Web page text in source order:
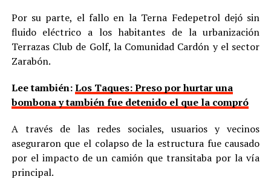
Por su parte, el fallo en la Terna Fedepetrol dejó sin
fluido eléctrico a los habitantes de la urbanización
Terrazas Club de Golf, la Comunidad Cardón y el sector
Zarabón.
Lee también:Los Taques: Preso por hurtar una
bombona y también fue detenido el que la compró
A través de las redes sociales, usuarios y vecinos
aseguraron que el colapso de la estructura fue causado
por el impacto de un camión que transitaba por la vía
principal.